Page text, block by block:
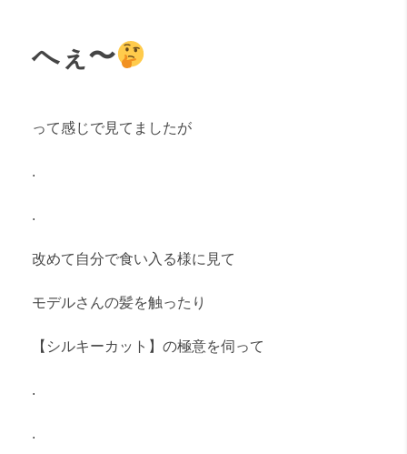
へぇ〜
って感じで見てましたが
.
.
改めて自分で食い入る様に見て
モデルさんの髪を触ったり
【シルキーカット】の極意を伺って
.
.